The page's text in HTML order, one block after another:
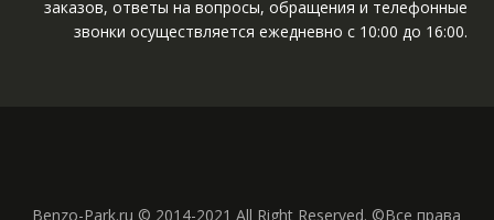
заказов, ответы на вопросы, обращения и телефонные
звонки осуществляется ежедневно с 10:00 до 16:00.
Benzo-Park.ru © 2014-2021 All Right Reserved. ©Все права